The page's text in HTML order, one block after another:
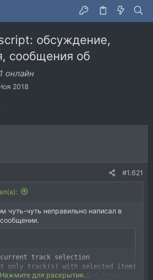
обсуждение,
сообщения об
онлайн
2018
#1.621
чуть-чуть неправильно написал в
current track selection
only track(s) with selected item(s)
Bypass FX of selected tracks
Нажмите для раскрытия...